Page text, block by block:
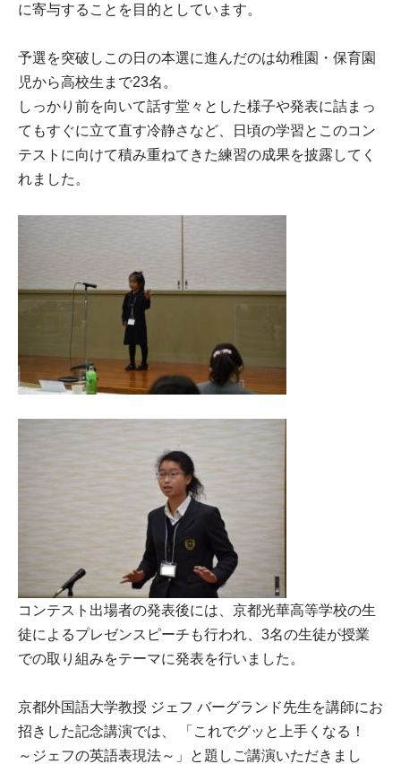
に寄与することを目的としています。
予選を突破しこの日の本選に進んだのは幼稚園・保育園
児から高校生まで23名。
しっかり前を向いて話す堂々とした様子や発表に詰まっ
てもすぐに立て直す冷静さなど、日頃の学習とこのコン
テストに向けて積み重ねてきた練習の成果を披露してく
れました。
コンテスト出場者の発表後には、京都光華高等学校の生
徒によるプレゼンスピーチも行われ、3名の生徒が授業
での取り組みをテーマに発表を行いました。
京都外国語大学教授 ジェフ バーグランド先生を講師にお
招きした記念講演では、 「これでグッと上手くなる！
～ジェフの英語表現法～」と題しご講演いただきまし